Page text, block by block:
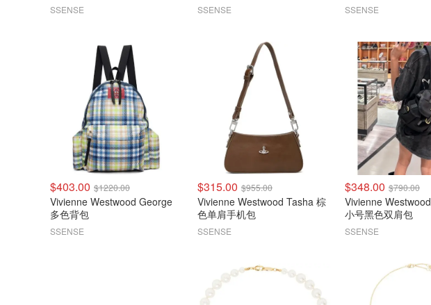
SSENSE SSENSE SSENSE
$403.00 $1220.00
Vivienne Westwood George
多色背包
SSENSE
$315.00 $955.00
Vivienne Westwood Tasha 棕
色单肩手机包
SSENSE
$348.00 $790.00
Vivienne Westwood Highland
小号黑色双肩包
SSENSE